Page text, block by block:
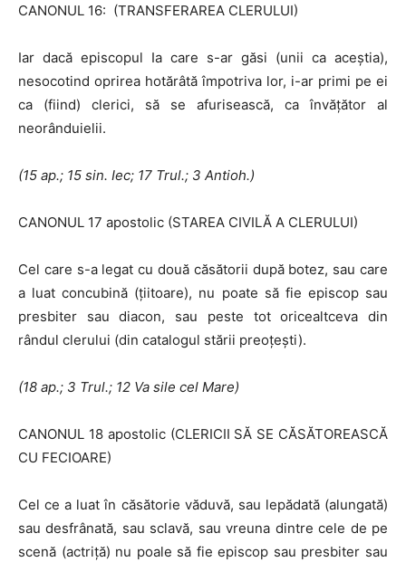
CANONUL 16: (TRANSFERAREA CLERULUI)
Iar dacă episcopul Ia care s-ar găsi (unii ca aceştia),
nesocotind oprirea hotărâtă împotriva lor, i-ar primi pe ei
ca (fiind) clerici, să se afurisească, ca învăţător al
neorânduielii.
(15 ap.; 15 sin. Iec; 17 Trul.; 3 Antioh.)
CANONUL 17 apostolic (STAREA CIVILĂ A CLERULUI)
Cel care s-a legat cu două căsătorii după botez, sau care
a luat concubină (ţiitoare), nu poate să fie episcop sau
presbiter sau diacon, sau peste tot oricealtceva din
rândul clerului (din catalogul stării preoţeşti).
(18 ap.; 3 Trul.; 12 Va sile cel Mare)
CANONUL 18 apostolic (CLERICII SĂ SE CĂSĂTOREASCĂ
CU FECIOARE)
Cel ce a luat în căsătorie văduvă, sau lepădată (alungată)
sau desfrâ­nată, sau sclavă, sau vreuna dintre cele de pe
scenă (actriţă) nu poale să fie episcop sau presbiter sau